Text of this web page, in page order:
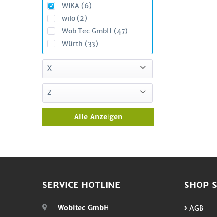
Spelsberg (2)
STAVOKLIMA (7)
Stulz (13)
SYR (3)
Trox (2)
WIKA (6)
wilo (2)
WobiTec GmbH (47)
Würth (33)
X
Z
Zennio (1)
Alle Anzeigen
SERVICE HOTLINE
Wobitec GmbH
SHOP
AGB